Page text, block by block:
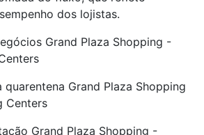
dos lojistas.